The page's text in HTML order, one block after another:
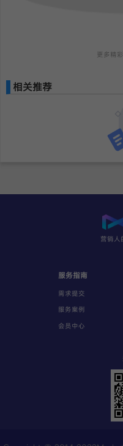
更多精
相关推荐
营销人
服务指南
需求提交
服务案例
会员中心